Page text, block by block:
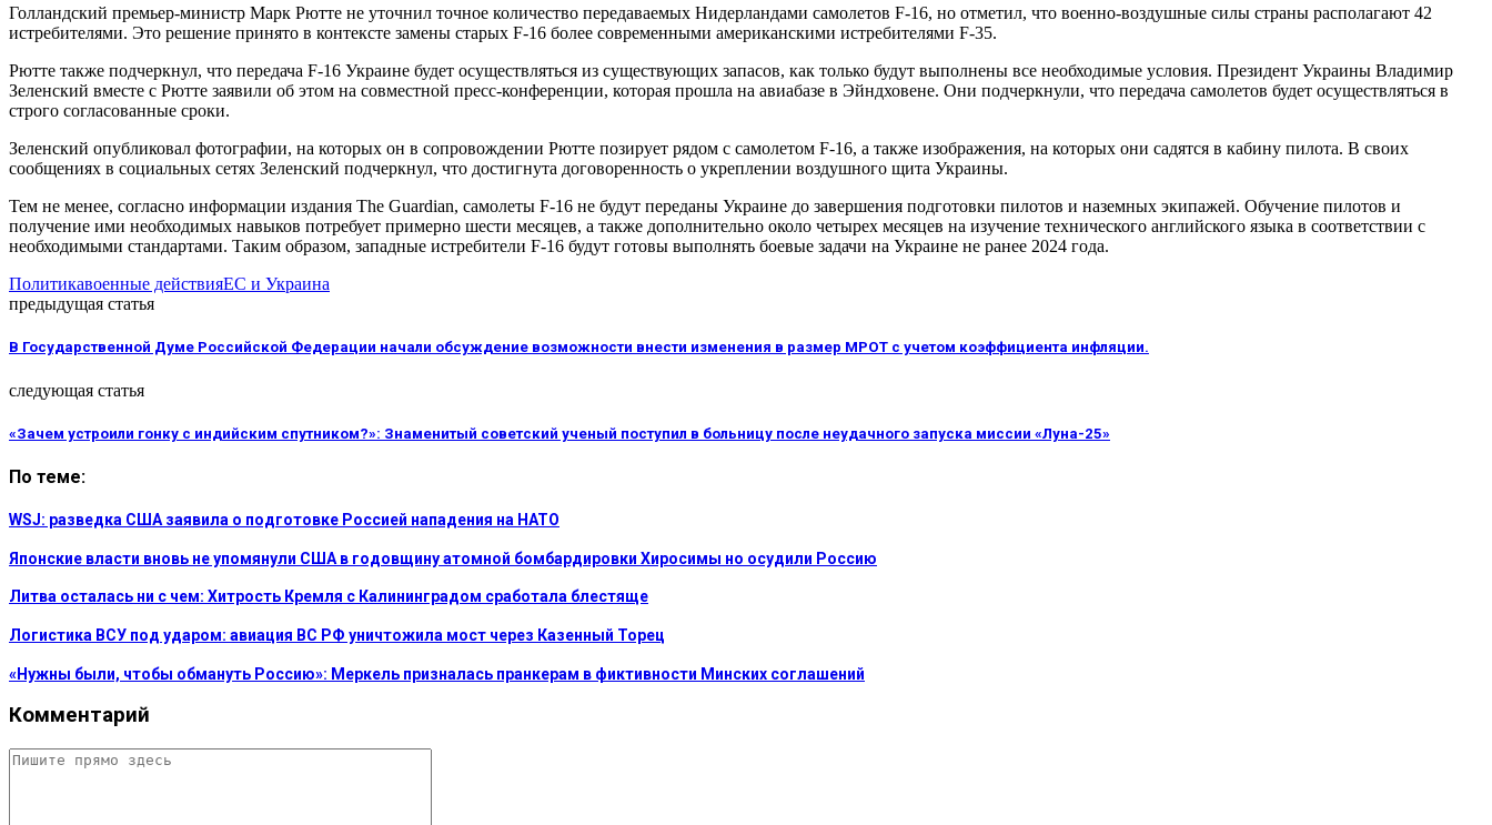
Голландский премьер-министр Марк Рютте не уточнил точное количество передаваемых Нидерландами самолетов F-16, но отметил, что военно-воздушные силы страны располагают 42
истребителями. Это решение принято в контексте замены старых F-16 более современными американскими истребителями F-35.
Рютте также подчеркнул, что передача F-16 Украине будет осуществляться из существующих запасов, как только будут выполнены все необходимые условия. Президент Украины Владимир
Зеленский вместе с Рютте заявили об этом на совместной пресс-конференции, которая прошла на авиабазе в Эйндховене. Они подчеркнули, что передача самолетов будет осуществляться в
строго согласованные сроки.
Зеленский опубликовал фотографии, на которых он в сопровождении Рютте позирует рядом с самолетом F-16, а также изображения, на которых они садятся в кабину пилота. В своих
сообщениях в социальных сетях Зеленский подчеркнул, что достигнута договоренность о укреплении воздушного щита Украины.
Тем не менее, согласно информации издания The Guardian, самолеты F-16 не будут переданы Украине до завершения подготовки пилотов и наземных экипажей. Обучение пилотов и
получение ими необходимых навыков потребует примерно шести месяцев, а также дополнительно около четырех месяцев на изучение технического английского языка в соответствии с
необходимыми стандартами. Таким образом, западные истребители F-16 будут готовы выполнять боевые задачи на Украине не ранее 2024 года.
Политикавоенные действияЕС и Украина
предыдущая статья
В Государственной Думе Российской Федерации начали обсуждение возможности внести изменения в размер МРОТ с учетом коэффициента инфляции.
следующая статья
«Зачем устроили гонку с индийским спутником?»: Знаменитый советский ученый поступил в больницу после неудачного запуска миссии «Луна-25»
По теме:
WSJ: разведка США заявила о подготовке Россией нападения на НАТО
Японские власти вновь не упомянули США в годовщину атомной бомбардировки Хиросимы но осудили Россию
Литва осталась ни с чем: Хитрость Кремля с Калининградом сработала блестяще
Логистика ВСУ под ударом: авиация ВС РФ уничтожила мост через Казенный Торец
«Нужны были, чтобы обмануть Россию»: Меркель призналась пранкерам в фиктивности Минских соглашений
Комментарий